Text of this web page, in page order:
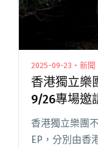
2025-09-23・新聞
香港獨立樂
9/26專場邀
共演
香港獨立樂團
EP，分別由香